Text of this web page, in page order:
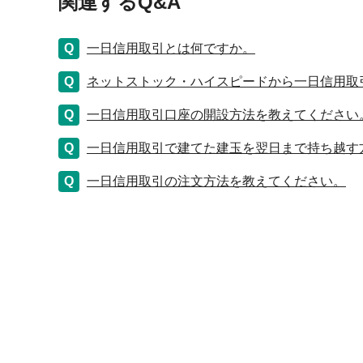
一日信用取引とは何ですか。
ネットストック・ハイスピードから一日信用
一日信用取引口座の開設方法を教えてください
一日信用取引で建てた建玉を翌日まで持ち越
一日信用取引の注文方法を教えてください。